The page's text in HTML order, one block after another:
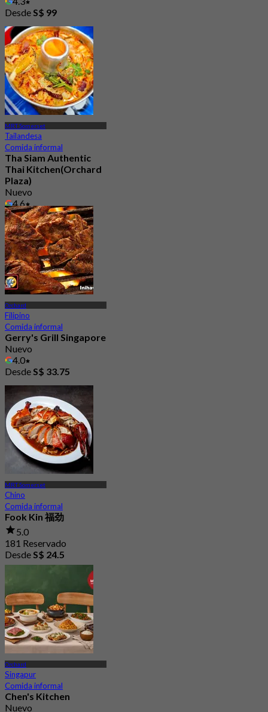
DesdeS$ 99
MRT Somerset
Tailandesa
Comida informal
Tha Siam Authentic
Thai Kitchen(Orchard
Plaza)
Nuevo
4.6
DesdeS$ 19.5
Orchard
Filipino
Comida informal
Gerry's Grill Singapore
Nuevo
4.0
DesdeS$ 33.75
MRT Somerset
Chino
Comida informal
Fook Kin 福劲
5.0
181 Reservado
DesdeS$ 24.5
Orchard
Singapur
Comida informal
Chen's Kitchen
Nuevo